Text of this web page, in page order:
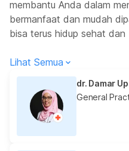
membantu Anda dalam
bermanfaat dan mudah
bisa terus hidup sehat dan
Lihat Semua
dr. Damar
General